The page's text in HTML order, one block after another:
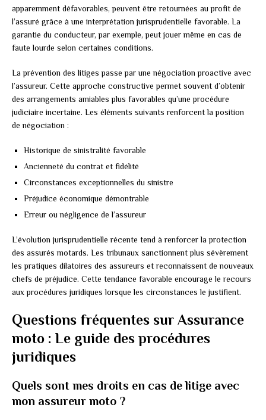
apparemment défavorables, peuvent être retournées au profit de
l’assuré grâce à une interprétation jurisprudentielle favorable. La
garantie du conducteur, par exemple, peut jouer même en cas de
faute lourde selon certaines conditions.
La prévention des litiges passe par une négociation proactive avec
l’assureur. Cette approche constructive permet souvent d’obtenir
des arrangements amiables plus favorables qu’une procédure
judiciaire incertaine. Les éléments suivants renforcent la position
de négociation :
Historique de sinistralité favorable
Ancienneté du contrat et fidélité
Circonstances exceptionnelles du sinistre
Préjudice économique démontrable
Erreur ou négligence de l’assureur
L’évolution jurisprudentielle récente tend à renforcer la protection
des assurés motards. Les tribunaux sanctionnent plus sévèrement
les pratiques dilatoires des assureurs et reconnaissent de nouveaux
chefs de préjudice. Cette tendance favorable encourage le recours
aux procédures juridiques lorsque les circonstances le justifient.
Questions fréquentes sur Assurance
moto : Le guide des procédures
juridiques
Quels sont mes droits en cas de litige avec
mon assureur moto ?